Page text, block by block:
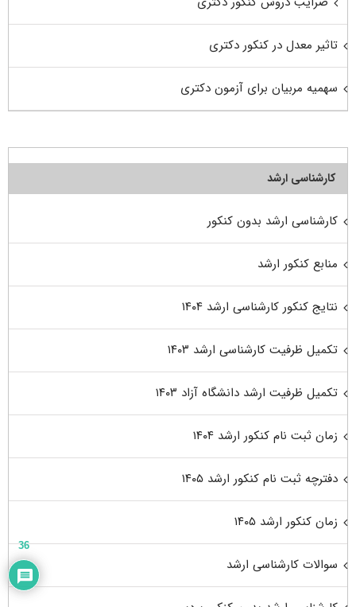
تاثیر معدل در کنکور دکتری
سهمیه مربیان برای آزمون دکتری
کارشناسی ارشد
کارشناسی ارشد بدون کنکور
منابع کنکور ارشد
نتایج کنکور کارشناسی ارشد ۱۴۰۴
تکمیل ظرفیت کارشناسی ارشد ۱۴۰۳
تکمیل ظرفیت ارشد دانشگاه آزاد ۱۴۰۳
زمان ثبت نام کنکور ارشد ۱۴۰۴
دفترچه ثبت نام کنکور ارشد ۱۴۰۵
زمان کنکور ارشد ۱۴۰۵
سوالات کارشناسی ارشد
36